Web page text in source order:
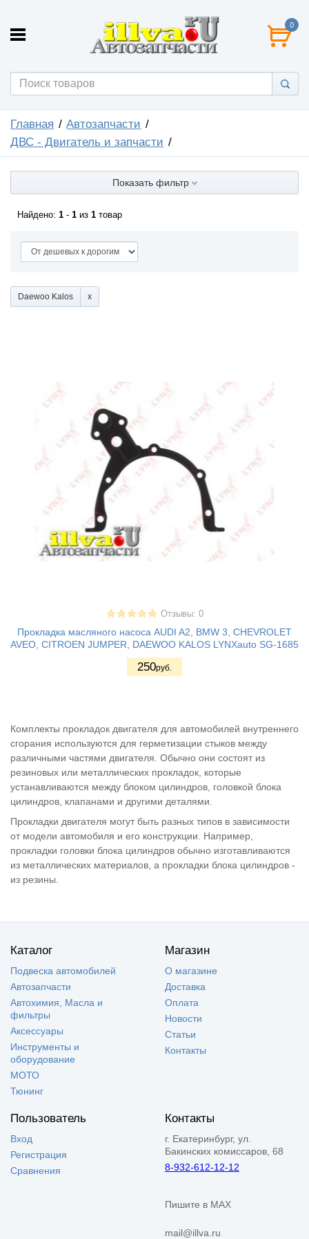
0
Главная
Автозапчасти
ДВС - Двигатель и запчасти
Показать фильтр
Найдено: 1 - 1 из 1 товар
Daewoo Kalos
Отзывы: 0
Прокладка масляного насоса AUDI A2, BMW 3, CHEVROLET
AVEO, CITROEN JUMPER, DAEWOO KALOS LYNXauto SG-1685
250руб.
Комплекты прокладок двигателя для автомобилей внутреннего
сгорания используются для герметизации стыков между
различными частями двигателя. Обычно они состоят из
резиновых или металлических прокладок, которые
устанавливаются между блоком цилиндров, головкой блока
цилиндров, клапанами и другими деталями.
Прокладки двигателя могут быть разных типов в зависимости
от модели автомобиля и его конструкции. Например,
прокладки головки блока цилиндров обычно изготавливаются
из металлических материалов, а прокладки блока цилиндров -
из резины.
Каталог
Подвеска автомобилей
Автозапчасти
Автохимия, Масла и
фильтры
Аксессуары
Инструменты и
оборудование
МОТО
Тюнинг
Магазин
О магазине
Доставка
Оплата
Новости
Статьи
Контакты
Пользователь
Вход
Регистрация
Сравнения
Контакты
г. Екатеринбург, ул.
Бакинских комиссаров, 68
8-932-612-12-12
Пишите в MAX
mail@illva.ru